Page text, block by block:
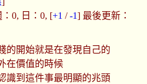
0, 日：0, [+1 /-1] 最後更新：
的開始就是在發現自己的
在價值的時候
識到這件事最明顯的兆頭